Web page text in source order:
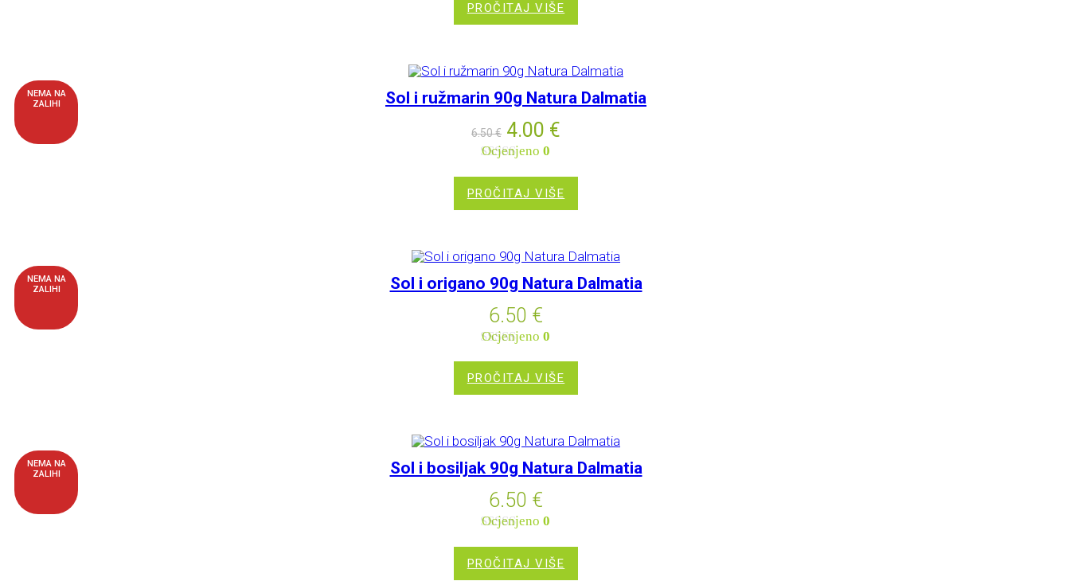
PROČITAJ VIŠE
NEMA NA
ZALIHI
Sol i ružmarin 90g Natura Dalmatia
6.50€ 4.00 €
Ocjenjeno 0
PROČITAJ VIŠE
NEMA NA
ZALIHI
Sol i origano 90g Natura Dalmatia
6.50 €
Ocjenjeno 0
PROČITAJ VIŠE
NEMA NA
ZALIHI
Sol i bosiljak 90g Natura Dalmatia
6.50 €
Ocjenjeno 0
PROČITAJ VIŠE